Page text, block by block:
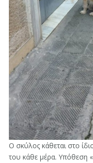
Ο σκύλος κάθεται στο
του κάθε μέρα. Υπόθεση